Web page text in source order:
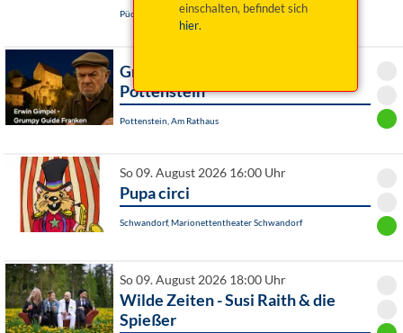
einschalten, befindet sich
hier.
Püchersreuth / OT Wurz, Historischer Pfarrhof
Grumpy Guide Franken ist in
Pottenstein
Pottenstein, Am Rathaus
So 09. August 2026 16:00 Uhr
Pupa circi
Schwandorf, Marionettentheater Schwandorf
So 09. August 2026 18:00 Uhr
Wilde Zeiten - Susi Raith & die
Spießer